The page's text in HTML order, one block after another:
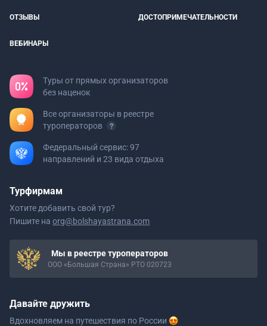
ОТЗЫВЫ ДОСТОПРИМЕЧАТЕЛЬНОСТИ
ВЕБИНАРЫ
Туры от прямых организаторов
без наценок
Все организаторы в реестре
туроператоров
Федеральный сервис: 97
направлений и 23 вида отдыха
Турфирмам
Хотите добавить свой тур?
Пишите на org@bolshayastrana.com
Мы в реестре туроператоров
ООО «Большая Страна» РТО 020723
Давайте дружить
Вдохновляем на путешествия по России